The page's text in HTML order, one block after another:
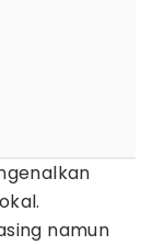
namun